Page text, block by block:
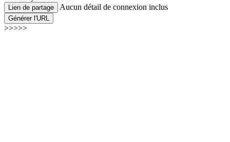
Lien de partage Aucun détail de connexion inclus
Générer l'URL
>>>>>